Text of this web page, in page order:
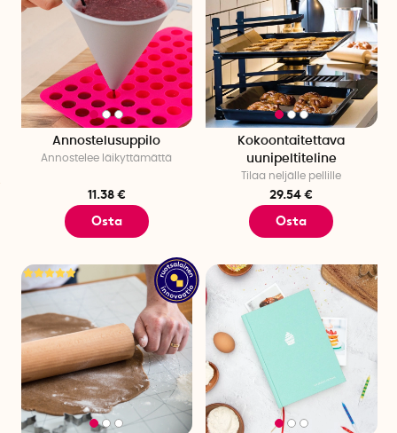
Annostelusuppilo
Annostelee läikyttämättä
11.38 €
Osta
Kokoontaitettava
uunipeltiteline
Tilaa neljälle pellille
29.54 €
Osta